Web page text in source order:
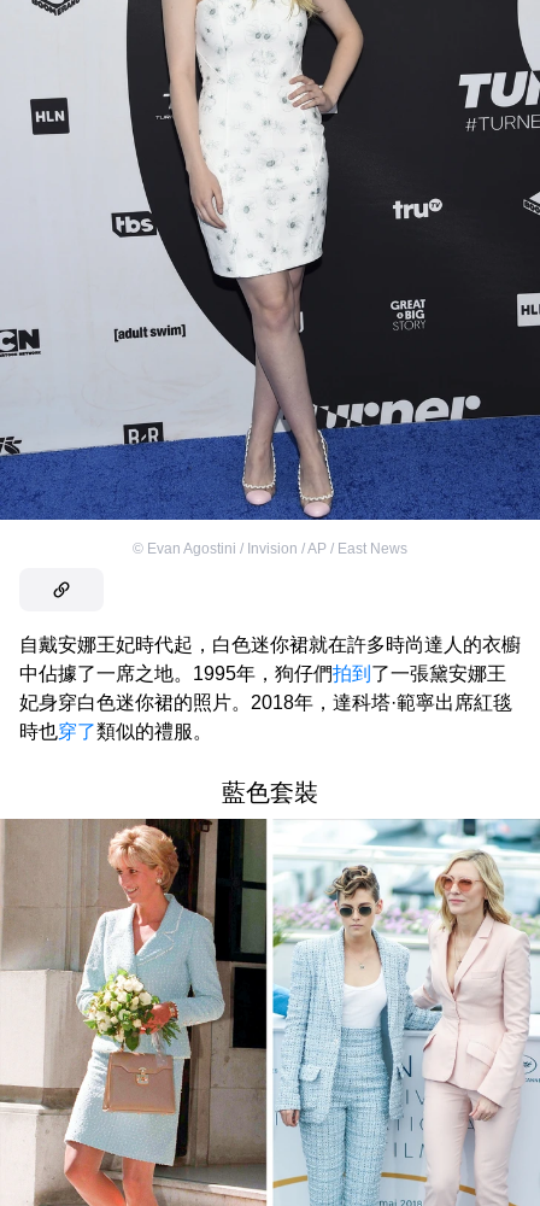
© Evan Agostini / Invision / AP / East News
自戴安娜王妃時代起，白色迷你裙就在許多時尚達人的衣櫥
中佔據了一席之地。1995年，狗仔們拍到 了一張黛安娜王
妃身穿白色迷你裙的照片。2018年，達科塔·範寧出席紅毯
時也穿了類似的禮服。
藍色套裝